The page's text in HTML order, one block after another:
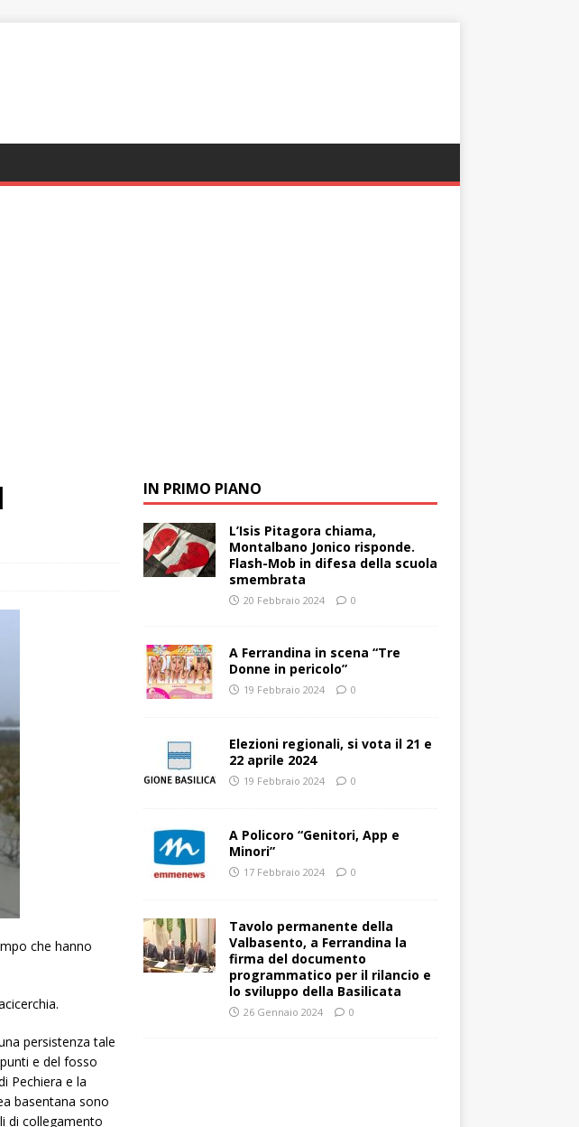
che hanno
persistenza tale
e del fosso
Pechiera e la
basentana sono
di collegamento
IN PRIMO PIANO
L’Isis Pitagora chiama,
Montalbano Jonico risponde.
Flash-Mob in difesa della scuola
smembrata
20 Febbraio 2024 0
A Ferrandina in scena “Tre
Donne in pericolo”
19 Febbraio 2024 0
Elezioni regionali, si vota il 21 e
22 aprile 2024
19 Febbraio 2024 0
A Policoro “Genitori, App e
Minori”
17 Febbraio 2024 0
Tavolo permanente della
Valbasento, a Ferrandina la
firma del documento
programmatico per il rilancio e
lo sviluppo della Basilicata
26 Gennaio 2024 0